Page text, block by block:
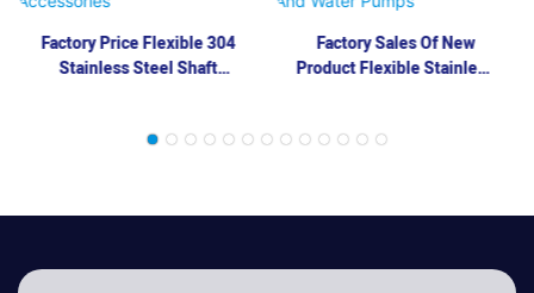
Factory Price Flexible 304
Stainless Steel Shaft
Factory Sales Of New
Product Flexible Stainless